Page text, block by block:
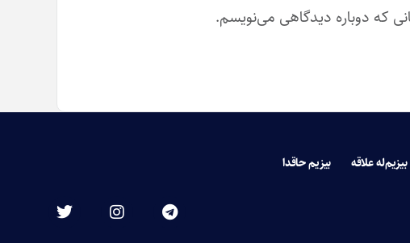
که دوباره دیدگاهی می‌نویسم.
بیزیم‌له علاقه بیزیم حاقدا